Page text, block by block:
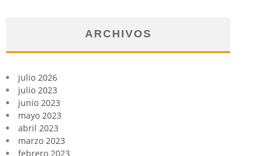
ARCHIVOS
julio 2026
julio 2023
junio 2023
mayo 2023
abril 2023
marzo 2023
febrero 2023